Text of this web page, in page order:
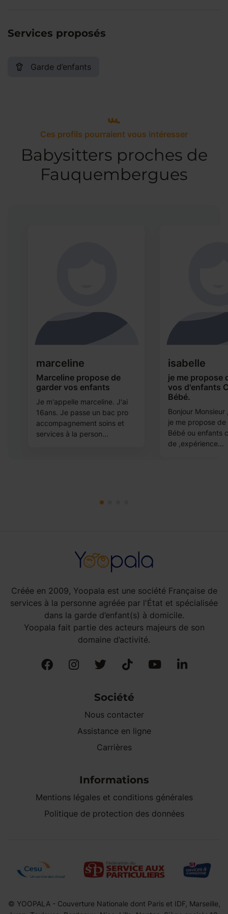
Services proposés
Garde d’enfants
Ces profils pourraient vous intéresser
Babysitters proches de
Fauquembergues
marceline
Marceline propose de
garder vos enfants
Je m'appelle marceline. J'ai
16ans. Je passe un bac pro
accompagnement soins et
services à la person...
isabelle
je me propose
vos d'enfants
Bébé.
Bonjour Monsieur
je me propose
Bébé ou enfants
de ,expérience...
Créée en 2009, Yoopala est une société Française de
services à la personne agréée par l'État et spécialisée
dans la garde d’enfant(s) à domicile.
Yoopala fait partie des acteurs majeurs de son
domaine d’activité.
Société
Nous contacter
Assistance en ligne
Carrières
Informations
Mentions légales et conditions générales
Politique de protection des données
© YOOPALA - Couverture Nationale dont Paris et IDF, Marseille,